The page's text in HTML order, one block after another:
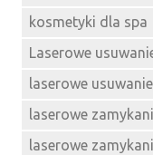
kosmetyki dla spa
Laserowe
laserowe
laserowe
laserowe